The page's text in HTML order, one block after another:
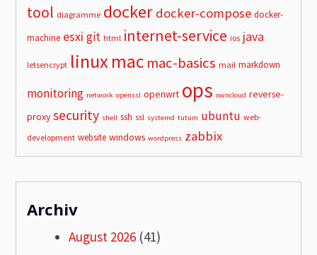
tool diagramme docker docker-compose docker-
machine esxi git html internet-service ios java
letsencrypt linuxmac mac-basics mail markdown
monitoring network openssl openwrt ops owncloud reverse-
proxy security shell ssh ssl systemd tutum ubuntu web-
development website windows wordpress zabbix
Archiv
August 2026 (41)